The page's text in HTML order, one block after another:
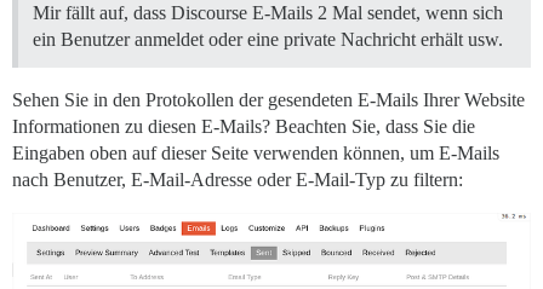
Mir fällt auf, dass Discourse E-Mails 2 Mal sendet, wenn sich
ein Benutzer anmeldet oder eine private Nachricht erhält usw.
Sehen Sie in den Protokollen der gesendeten E-Mails Ihrer Website
Informationen zu diesen E-Mails? Beachten Sie, dass Sie die
Eingaben oben auf dieser Seite verwenden können, um E-Mails
nach Benutzer, E-Mail-Adresse oder E-Mail-Typ zu filtern: